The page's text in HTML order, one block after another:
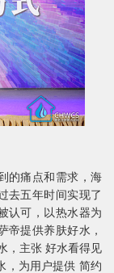
的痛点和需求，海
去五年时间实现了
认可，以热水器为
帝提供养肤好水，
，主张 好水看得见
，为用户提供 简约